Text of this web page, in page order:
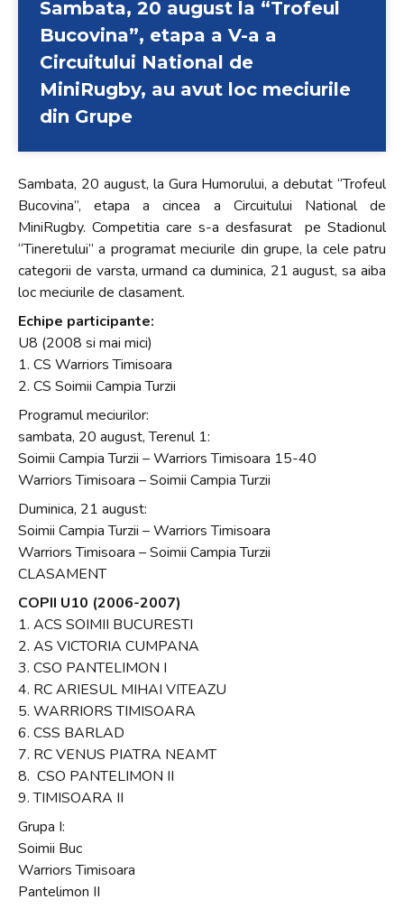
shortcut
activates
screen
help
you
navigate
and
interact
with
the
content.
Sambata, 20 august la “Trofeul
Bucovina”, etapa a V-a a
Circuitului National de
MiniRugby, au avut loc meciurile
din Grupe
Sambata, 20 august, la Gura Humorului, a debutat “Trofeul
Bucovina”, etapa a cincea a Circuitului National de
MiniRugby. Competitia care s-a desfasurat pe Stadionul
“Tineretului” a programat meciurile din grupe, la cele patru
categorii de varsta, urmand ca duminica, 21 august, sa aiba
loc meciurile de clasament.
Echipe participante:
U8 (2008 si mai mici)
1. CS Warriors Timisoara
2. CS Soimii Campia Turzii
Programul meciurilor:
sambata, 20 august, Terenul 1:
Soimii Campia Turzii – Warriors Timisoara 15-40
Warriors Timisoara – Soimii Campia Turzii
Duminica, 21 august:
Soimii Campia Turzii – Warriors Timisoara
Warriors Timisoara – Soimii Campia Turzii
CLASAMENT
COPII U10 (2006-2007)
1. ACS SOIMII BUCURESTI
2. AS VICTORIA CUMPANA
3. CSO PANTELIMON I
4. RC ARIESUL MIHAI VITEAZU
5. WARRIORS TIMISOARA
6. CSS BARLAD
7. RC VENUS PIATRA NEAMT
8. CSO PANTELIMON II
9. TIMISOARA II
Grupa I:
Soimii Buc
Warriors Timisoara
Pantelimon II